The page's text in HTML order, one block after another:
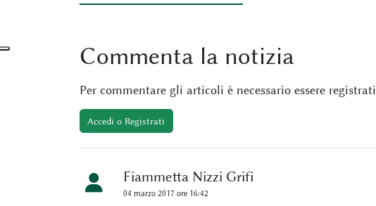
Commenta la notizia
Per commentare gli articoli è necessario essere registrati
Accedi o Registrati
Fiammetta Nizzi Grifi
04 marzo 2017 ore 16:42